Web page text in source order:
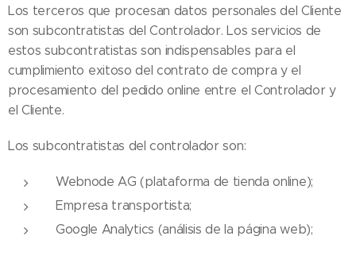
Los terceros que procesan datos personales del Cliente
son subcontratistas del Controlador. Los servicios de
estos subcontratistas son indispensables para el
cumplimiento exitoso del contrato de compra y el
procesamiento del pedido online entre el Controlador y
el Cliente.
Los subcontratistas del controlador son:
Webnode AG (plataforma de tienda online);
Empresa transportista;
Google Analytics (análisis de la página web);